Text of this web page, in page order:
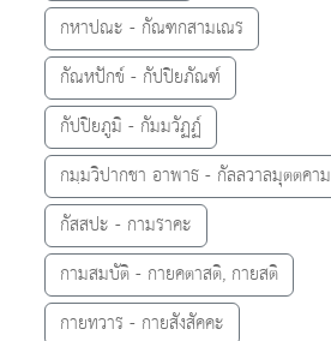
กหาปณะ - กัณฑกสามเณร
กัณหปักข์ - กัปปิยภัณฑ์
กัปปิยภูมิ - กัมมวัฏฏ์
กมฺมวิปากชา อาพาธ - กัลลวาลมุตตคาม
กัสสปะ - กามราคะ
กามสมบัติ - กายคตาสติ, กายสติ
กายทวาร - กายสังสัคคะ